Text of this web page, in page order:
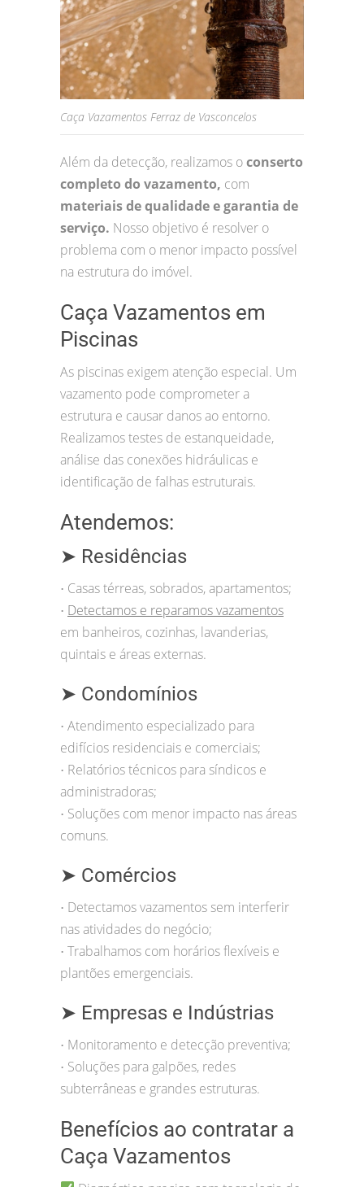
Caça Vazamentos Ferraz de Vasconcelos
Além da detecção, realizamos oconserto
completo do vazamento, com
materiais de qualidade e garantia de
serviço. Nosso objetivo é resolver o
problema com o menor impacto possível
na estrutura do imóvel.
Caça Vazamentos em
Piscinas
As piscinas exigem atenção especial. Um
vazamento pode comprometer a
estrutura e causar danos ao entorno.
Realizamos testes de estanqueidade,
análise das conexões hidráulicas e
identificação de falhas estruturais.
Atendemos:
➤ Residências
• Casas térreas, sobrados, apartamentos;
• Detectamos e reparamos vazamentos
em banheiros, cozinhas, lavanderias,
quintais e áreas externas.
➤ Condomínios
• Atendimento especializado para
edifícios residenciais e comerciais;
• Relatórios técnicos para síndicos e
administradoras;
• Soluções com menor impacto nas áreas
comuns.
➤ Comércios
• Detectamos vazamentos sem interferir
nas atividades do negócio;
• Trabalhamos com horários flexíveis e
plantões emergenciais.
➤ Empresas e Indústrias
• Monitoramento e detecção preventiva;
• Soluções para galpões, redes
subterrâneas e grandes estruturas.
Benefícios ao contratar a
Caça Vazamentos